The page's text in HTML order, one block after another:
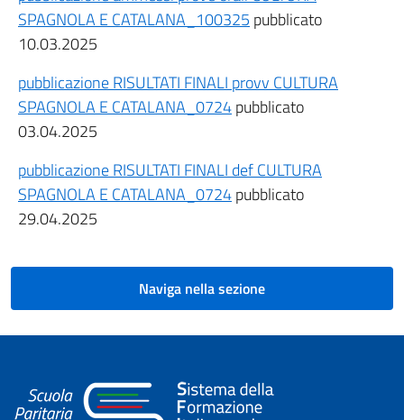
SPAGNOLA E CATALANA_100325 pubblicato
10.03.2025
pubblicazione RISULTATI FINALI provv CULTURA
SPAGNOLA E CATALANA_0724pubblicato
03.04.2025
pubblicazione RISULTATI FINALI def CULTURA
SPAGNOLA E CATALANA_0724pubblicato
29.04.2025
Naviga nella sezione